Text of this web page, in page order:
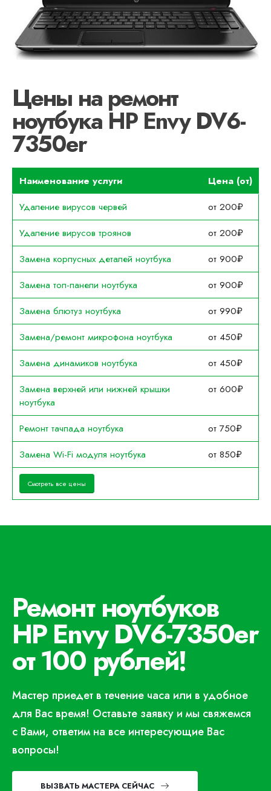
Цены на ремонт
ноутбука HP Envy DV6-
7350er
Наименование услуги
Цена (от)
Удаление вирусов червей
от 200₽
Удаление вирусов троянов
от 200₽
Замена корпусных деталей ноутбука
от 900₽
Замена топ-панели ноутбука
от 900₽
Замена блютуз ноутбука
от 990₽
Замена/ремонт микрофона ноутбука
от 450₽
Замена динамиков ноутбука
от 450₽
Замена верхней или нижней крышки
ноутбука
от 600₽
Ремонт тачпада ноутбука
от 750₽
Замена Wi-Fi модуля ноутбука
от 850₽
Смотреть все цены
Ремонт ноутбуков
HP Envy DV6-7350er
от 100 рублей!
Мастер приедет в течение часа или в удобное
для Вас время! Оставьте заявку и мы свяжемся
с Вами, ответим на все интересующие Вас
вопросы!
ВЫЗВАТЬ МАСТЕРА СЕЙЧАС